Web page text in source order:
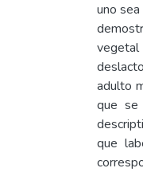
uno
adulto
que se
que